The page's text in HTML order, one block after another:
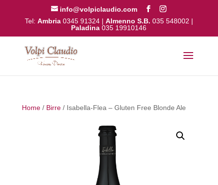
info@volpiclaudio.com
Tel: Ambria 0345 91324| Almenno S.B. 035 548002 |
Paladina 035 19910146
Home/ Birre/ Isabella-Flea – Gluten Free Blonde Ale